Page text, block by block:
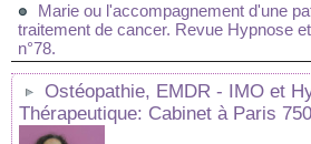
Marie ou l'accompagnement d'une
traitement de cancer. Revue Hypnose
n°78.
Ostéopathie, EMDR - IMO et
Thérapeutique: Cabinet à Paris